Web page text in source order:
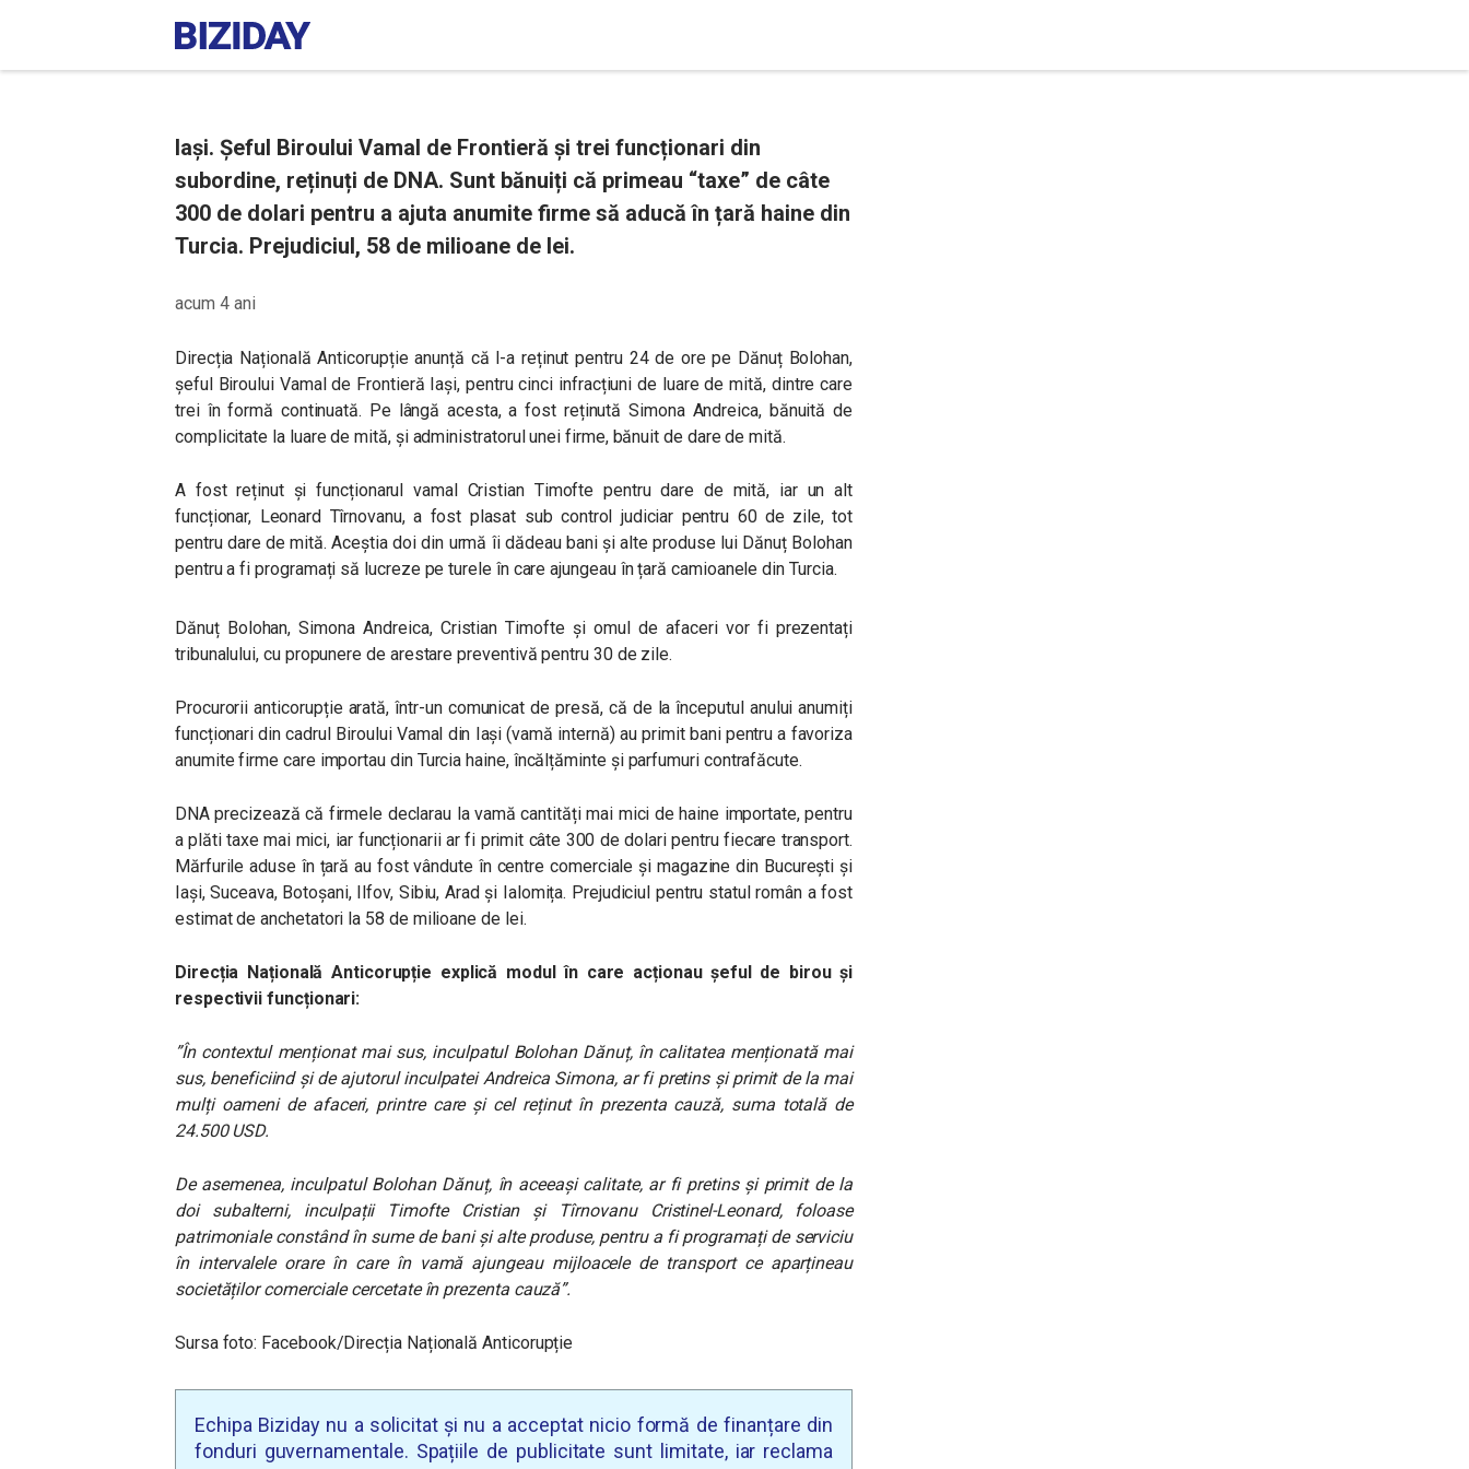
Iași. Șeful Biroului Vamal de Frontieră și trei funcționari din
subordine, reținuți de DNA. Sunt bănuiți că primeau “taxe” de câte
300 de dolari pentru a ajuta anumite firme să aducă în țară haine din
Turcia. Prejudiciul, 58 de milioane de lei.
acum 4 ani
Direcția Națională Anticorupție anunță că l-a reținut pentru 24 de ore pe Dănuț Bolohan,
șeful Biroului Vamal de Frontieră Iași, pentru cinci infracțiuni de luare de mită, dintre care
trei în formă continuată. Pe lângă acesta, a fost reținută Simona Andreica, bănuită de
complicitate la luare de mită, și administratorul unei firme, bănuit de dare de mită.
A fost reținut și funcționarul vamal Cristian Timofte pentru dare de mită, iar un alt
funcționar, Leonard Tîrnovanu, a fost plasat sub control judiciar pentru 60 de zile, tot
pentru dare de mită. Aceștia doi din urmă îi dădeau bani și alte produse lui Dănuț Bolohan
pentru a fi programați să lucreze pe turele în care ajungeau în țară camioanele din Turcia.
Dănuț Bolohan, Simona Andreica, Cristian Timofte și omul de afaceri vor fi prezentați
tribunalului, cu propunere de arestare preventivă pentru 30 de zile.
Procurorii anticorupție arată, într-un comunicat de presă, că de la începutul anului anumiți
funcționari din cadrul Biroului Vamal din Iași (vamă internă) au primit bani pentru a favoriza
anumite firme care importau din Turcia haine, încălțăminte și parfumuri contrafăcute.
DNA precizează că firmele declarau la vamă cantități mai mici de haine importate, pentru
a plăti taxe mai mici, iar funcționarii ar fi primit câte 300 de dolari pentru fiecare transport.
Mărfurile aduse în țară au fost vândute în centre comerciale și magazine din București și
Iași, Suceava, Botoșani, Ilfov, Sibiu, Arad și Ialomița. Prejudiciul pentru statul român a fost
estimat de anchetatori la 58 de milioane de lei.
Direcția Națională Anticorupție explică modul în care acționau șeful de birou și
respectivii funcționari:
”În contextul menționat mai sus, inculpatul Bolohan Dănuț, în calitatea menționată mai
sus, beneficiind și de ajutorul inculpatei Andreica Simona, ar fi pretins și primit de la mai
mulți oameni de afaceri, printre care și cel reținut în prezenta cauză, suma totală de
24.500 USD.
De asemenea, inculpatul Bolohan Dănuț, în aceeași calitate, ar fi pretins și primit de la
doi subalterni, inculpații Timofte Cristian și Tîrnovanu Cristinel-Leonard, foloase
patrimoniale constând în sume de bani și alte produse, pentru a fi programați de serviciu
în intervalele orare în care în vamă ajungeau mijloacele de transport ce aparțineau
societăților comerciale cercetate în prezenta cauză”.
Sursa foto: Facebook/Direcția Națională Anticorupție
Echipa Biziday nu a solicitat și nu a acceptat nicio formă de finanțare din
fonduri guvernamentale. Spațiile de publicitate sunt limitate, iar reclama